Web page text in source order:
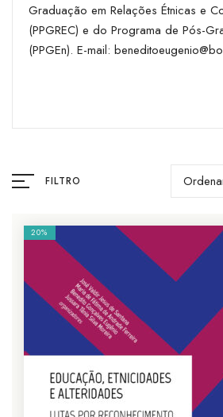
Graduação em Relações Étnicas e
(PPGREC) e do Programa de Pós-
(PPGEn). E-mail:
FILTRO
20%